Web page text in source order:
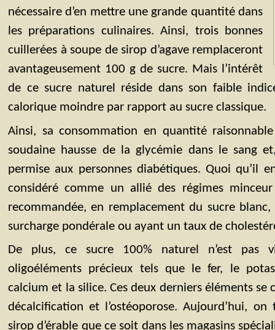
nécessaire d’en mettre une grande quantité dans
les préparations culinaires. Ainsi, trois bonnes
cuillerées à soupe de sirop d’agave remplaceront
avantageusement 100 g de sucre. Mais l’intérêt
de ce sucre naturel réside dans son faible
calorique moindre par rapport au sucre classique.
Ainsi, sa consommation en quantité raisonnable
soudaine hausse de la glycémie dans le sang
permise aux personnes diabétiques. Quoi qu’il
considéré comme un allié des régimes
recommandée, en remplacement du sucre
surcharge pondérale ou ayant un taux de
De plus, ce sucre 100% naturel n’est pas
oligoéléments précieux tels que le fer, le
calcium et la silice. Ces deux derniers éléments
décalcification et l’ostéoporose. Aujourd’hui,
sirop d’érable que ce soit dans les magasins